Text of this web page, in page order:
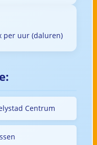
per uur (daluren)
Centrum